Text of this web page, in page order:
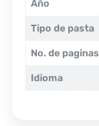
Año
Tipo de pasta
No. de paginas
Idioma